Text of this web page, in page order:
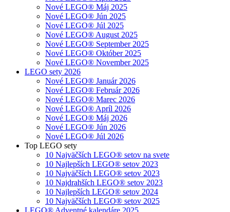
Nové LEGO® Máj 2025
Nové LEGO® Jún 2025
Nové LEGO® Júl 2025
Nové LEGO® August 2025
Nové LEGO® September 2025
Nové LEGO® Október 2025
Nové LEGO® November 2025
LEGO sety 2026
Nové LEGO® Január 2026
Nové LEGO® Február 2026
Nové LEGO® Marec 2026
Nové LEGO® Apríl 2026
Nové LEGO® Máj 2026
Nové LEGO® Jún 2026
Nové LEGO® Júl 2026
Top LEGO sety
10 Najväčších LEGO® setov na svete
10 Najlepších LEGO® setov 2023
10 Najväčších LEGO® setov 2023
10 Najdrahších LEGO® setov 2023
10 Najlepších LEGO® setov 2024
10 Najväčších LEGO® setov 2025
LEGO® Adventné kalendáre 2025